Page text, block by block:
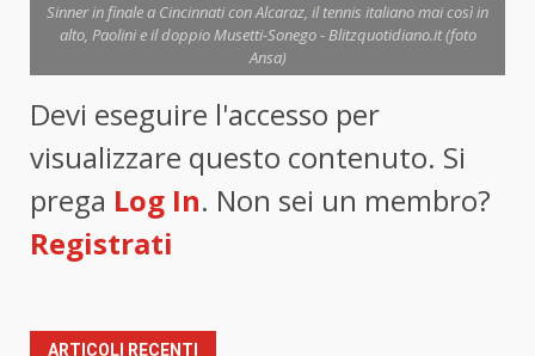
Sinner in finale a Cincinnati con Alcaraz, il tennis italiano mai così in
alto, Paolini e il doppio Musetti-Sonego - Blitzquotidiano.it (foto
Ansa)
Devi eseguire l'accesso per
visualizzare questo contenuto. Si
prega Log In. Non sei un membro?
Registrati
ARTICOLI RECENTI